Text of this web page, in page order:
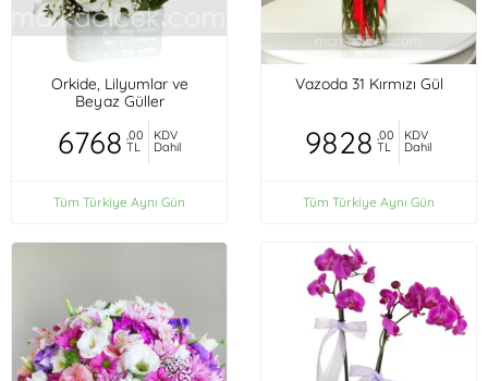
Orkide, Lilyumlar ve
Beyaz Güller
6768 ,00
TL
KDV
Dahil
Tüm Türkiye Aynı Gün
Vazoda 31 Kırmızı Gül
9828 ,00
TL
KDV
Dahil
Tüm Türkiye Aynı Gün